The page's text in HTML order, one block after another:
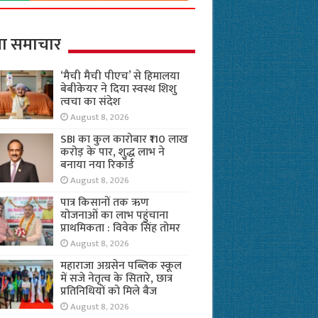
समाचार
‘मैची मैची पीएच’ से हिमालया
बेबीकेयर ने दिया स्वस्थ शिशु
त्वचा का संदेश
August 8, 2026
SBI का कुल कारोबार ₹110 लाख
करोड़ के पार, शुद्ध लाभ ने
बनाया नया रिकॉर्ड
August 8, 2026
पात्र किसानों तक ऋण
योजनाओं का लाभ पहुंचाना
प्राथमिकता : विवेक सिंह तोमर
August 8, 2026
महाराजा अग्रसेन पब्लिक स्कूल
में सजे नेतृत्व के सितारे, छात्र
प्रतिनिधियों को मिले बैज
August 8, 2026